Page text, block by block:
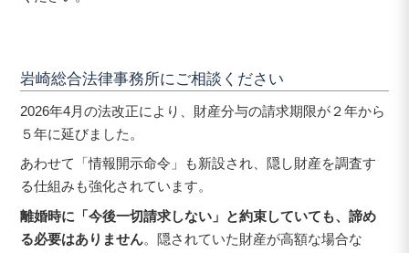
岩崎総合法律事務所にご相談ください
2026年4月の法改正により、財産分与の請求期限が２年から
５年に延びました。
あわせて「情報開示命令」も新設され、隠し財産を調査す
る仕組みも強化されています。
離婚時に「今後一切請求しない」と約束していても、諦め
る必要はありません。隠されていた財産が高額な場合な